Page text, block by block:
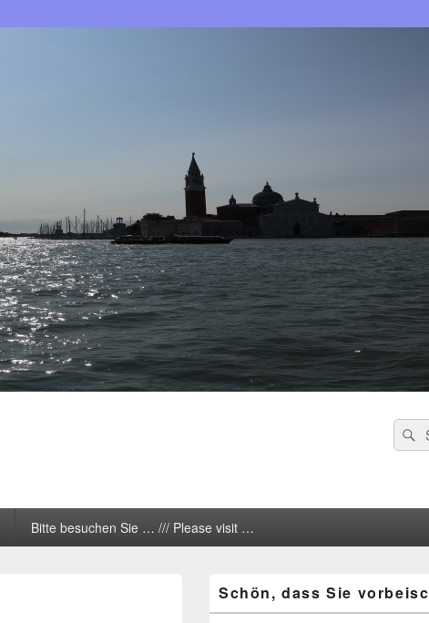
nach:
Bitte besuchen Sie … /// Please visit …
Seitenleisten-
Widgetbereich
Schön, dass Sie